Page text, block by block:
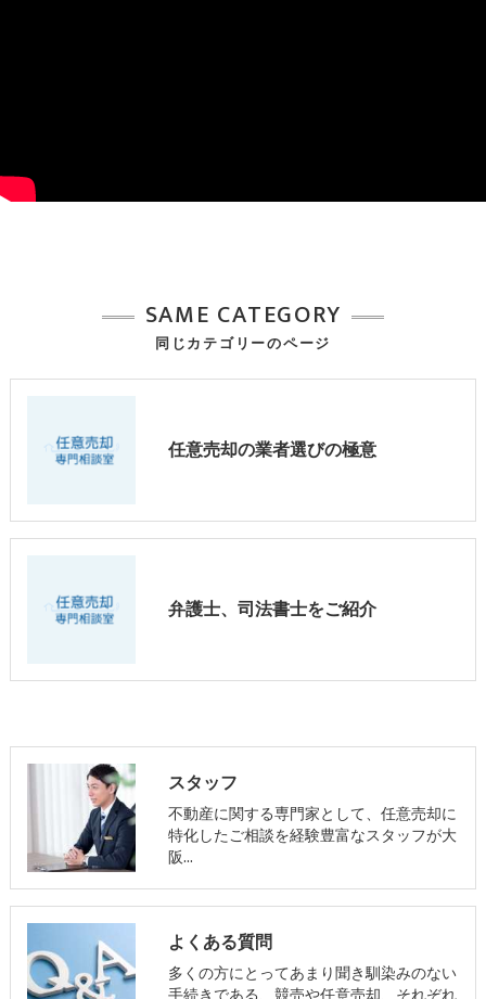
同じカテゴリーのページ
SAME CATEGORY
任意売却の業者選びの極意
弁護士、司法書士をご紹介
スタッフ
不動産に関する専門家として、任意売却に
特化したご相談を経験豊富なスタッフが大
阪…
よくある質問
多くの方にとってあまり聞き馴染みのない